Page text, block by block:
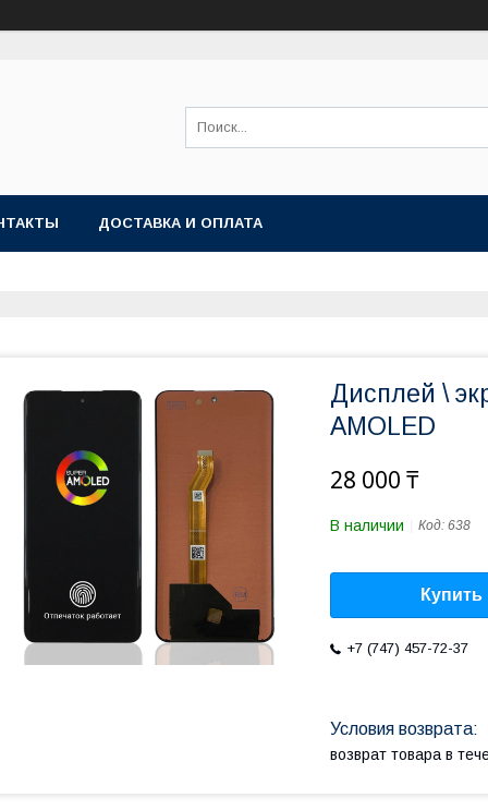
ДОСТАВКА И ОПЛАТА
Дисплей \
AMOLED
28 000 ₸
В наличии Код: 638
Купить
+7 (747) 457-72-37
возврат товара в